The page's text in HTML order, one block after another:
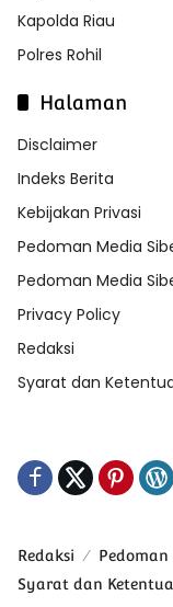
Kapolda Riau
Polres Rohil
Halaman
Disclaimer
Indeks Berita
Kebijakan Privasi
Pedoman Media
Pedoman Media
Privacy Policy
Redaksi
Syarat dan
Redaksi
Syarat dan